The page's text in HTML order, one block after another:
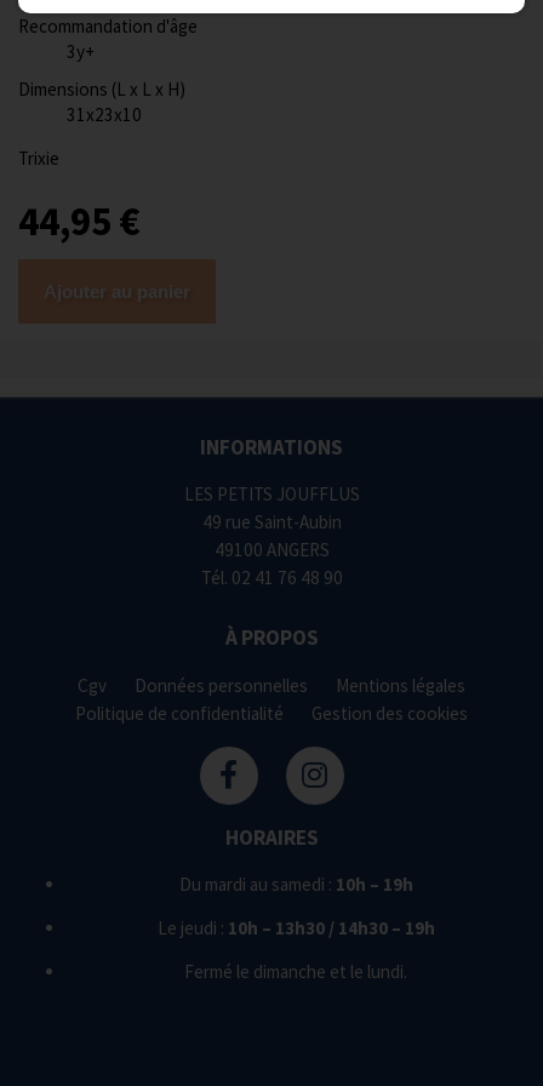
Recommandation d'âge
3y+
Dimensions (L x L x H)
31x23x10
Trixie
44,95 €
Ajouter au panier
INFORMATIONS
LES PETITS JOUFFLUS
49 rue Saint-Aubin
49100 ANGERS
Tél. 02 41 76 48 90
À PROPOS
Cgv Données personnelles
Mentions légales
Politique de confidentialité
Gestion des cookies
HORAIRES
Du mardi au samedi : 10h – 19h
Le jeudi : 10h – 13h30 / 14h30 – 19h
Fermé le dimanche et le lundi.